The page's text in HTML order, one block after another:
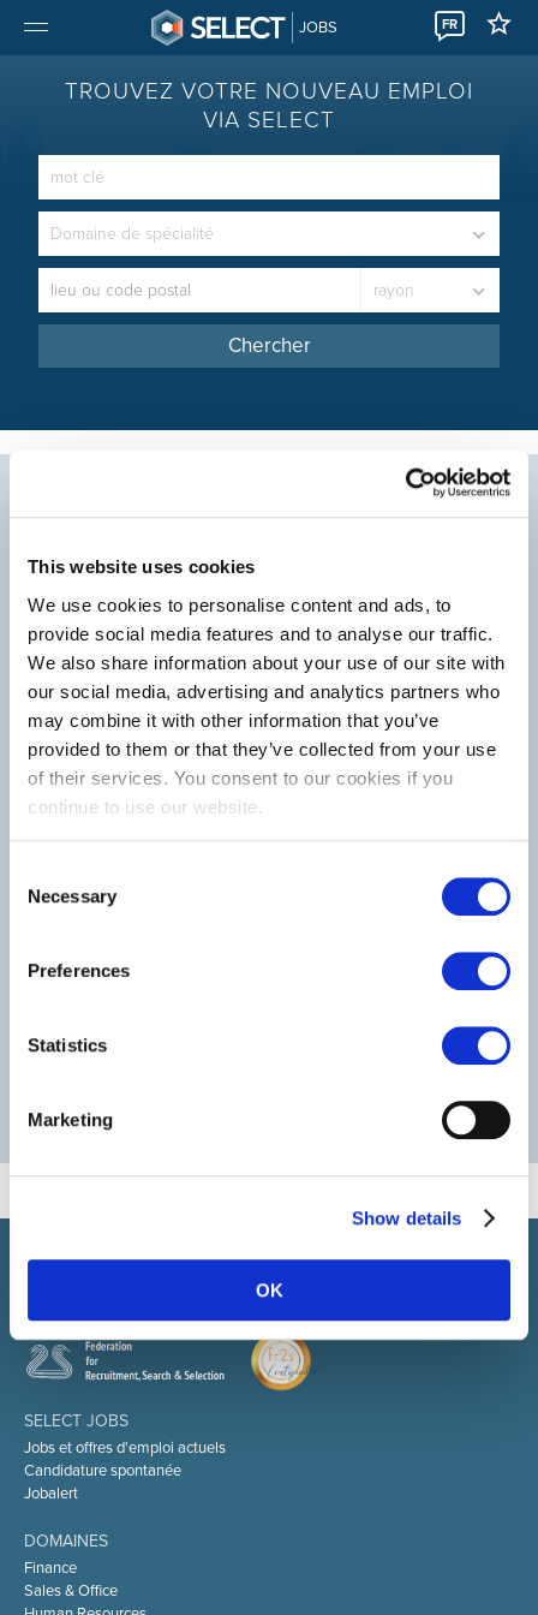
This website uses cookies
We use cookies to personalise content and ads, to
provide social media features and to analyse our traffic.
We also share information about your use of our site with
our social media, advertising and analytics partners who
may combine it with other information that you’ve
provided to them or that they’ve collected from your use
of their services. You consent to our cookies if you
continue to use our website.
Selection
Necessary
Preferences
Statistics
Marketing
Show details
OK
JOBS FR
TROUVEZ VOTRE NOUVEAU EMPLOI
VIA SELECT
Domaine de spécialité
rayon
Chercher
Les offres d'emploi les plus
récentes
Vous êtes à la recherche d'un nouvel emploi ? Nos consultants
un job de rêve correspondant à vos talents. Jetez d'ores et
déjà un œil à notre large offre. Nous avons des offres d'emploi
dans Luxembourg, qui s'adressent à des professionnels, entre
autres, dans les domaines suivants : HR, Legal, Finance, Sales
& Office and Marketing & Communications.
Spatial et Aérospatial
FULL STACK ENGINEER
Frontend EngineeringDevelop intuitive and high?performance
The RoleOwn and manage monthly closings in line with
En savoir plus
Select rapproche les talents et l’employeur. Outre le
recrutement de talents, nous vous proposons un package
SELECT JOBS
Jobs et offres d'emploi actuels
Candidature spontanée
Jobalert
DOMAINES
Finance
Sales & Office